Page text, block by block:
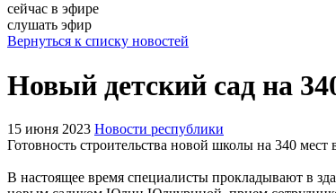
сейчас в эфире
слушать эфир
Вернуться к списку новостей
Новый детский сад на
15 июня 2023 Новости республики
Готовность строительства новой школы на 340
В настоящее время специалисты прокладывают в